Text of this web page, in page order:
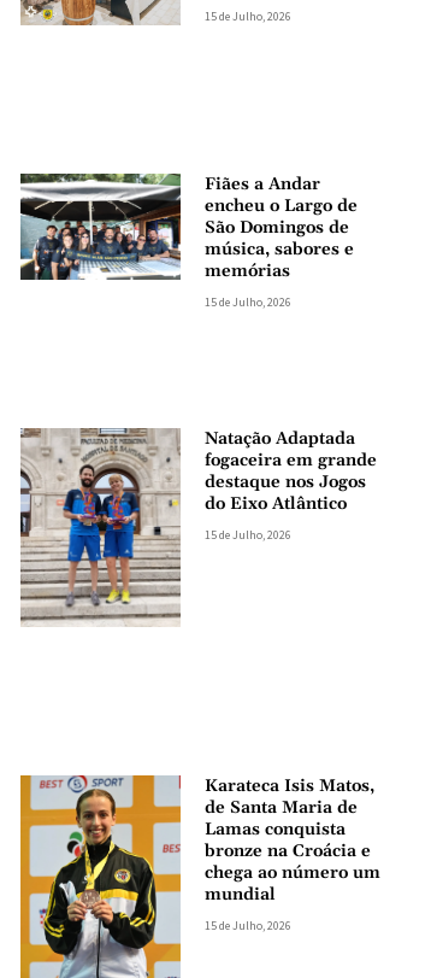
15 de Julho, 2026
Fiães a Andar
encheu o Largo de
São Domingos de
música, sabores e
memórias
15 de Julho, 2026
Natação Adaptada
fogaceira em grande
destaque nos Jogos
do Eixo Atlântico
15 de Julho, 2026
Karateca Isis Matos,
de Santa Maria de
Lamas conquista
bronze na Croácia e
chega ao número um
mundial
15 de Julho, 2026